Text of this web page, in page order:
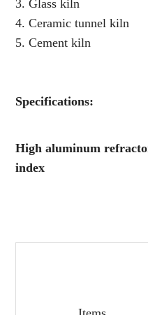
3. Glass kiln
4. Ceramic tunnel kiln
5. Cement kiln
Specifications:
High aluminum
index